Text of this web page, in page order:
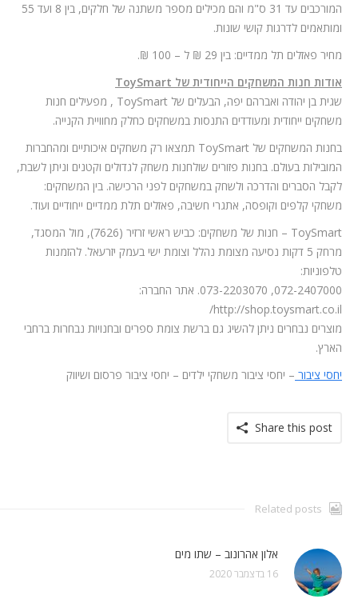
המורכבים עד 31 ס"מ והם מכילים מספר משתנה של חלקים, בין 8 ועד 55
ומותאמים לדרגות קושי שונות.
מחיר פאזלים תל ממדיים: בין 29 ₪ ל – 100 ₪.
אודות חנות המשחקים הייחודית של ToySmart
שגית בן יהודה ואברהם יפה, הבעלים של ToySmart , מפעילים חנות
משחקים ייחודית ומעודדים התנסות במשחקים כחלק מחוויית הקנייה.
בחנות המשחקים של ToySmart תמצאו רק משחקים איכותיים ומהחברות
המובילות בעולם. בחנות פזורים שולחנות משחק לגדולים וקטנים וניתן לשבת,
לקבל הסברים והדרכה ולשחק במשחקים לפני הרכישה. בין המשחקים:
משחקי קלפים וקופסה, אתגרי חשיבה, פאזלים תלת ממדיים ייחודיים ועוד.
ToySmart – חנות של משחקים: כביש ראשי זרזיר (7626), מול המסגד,
מרחק 5 דקות נסיעה מצומת נהלל וצומת ישי בעמק יזרעאל. להזמנות
טלפוניות:
072-2407000, 073-2203070. אתר החברה:
http://shop.toysmart.co.il/
מוצרים נבחרים ניתן להשיג גם ברשת צומת ספרים ובחנויות נבחרות ברחבי
הארץ.
יחסי ציבור – יחסי ציבור משחקי ילדים – יחסי ציבור פרסום ושיווק
Share this post
Related posts
אלון אהרונוב – שתו מים
16 בדצמבר 2020